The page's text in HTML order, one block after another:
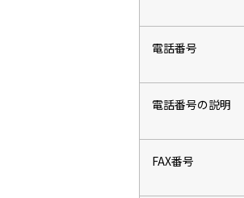
電話番号
電話番号の説明
FAX番号